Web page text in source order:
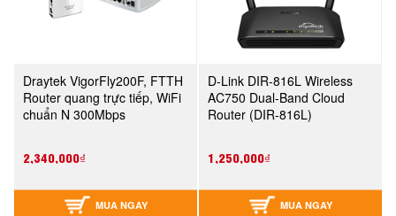
Draytek VigorFly200F, FTTH
Router quang trực tiếp, WiFi
chuẩn N 300Mbps
2,340,000₫
MUA NGAY
D-Link DIR-816L Wireless
AC750 Dual-Band Cloud
Router (DIR-816L)
1,250,000₫
MUA NGAY